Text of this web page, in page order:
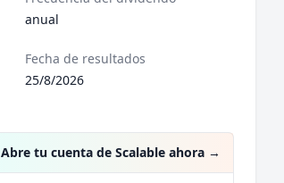
anual
Fecha de resultados
25/8/2026
Abre tu cuenta de Scalable ahora →